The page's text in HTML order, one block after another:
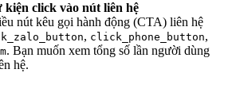
kiện click vào nút liên hệ
nút kêu gọi hành động (CTA) liên hệ
, click_phone_button,
. Bạn muốn xem tổng số lần người dùng
hệ.